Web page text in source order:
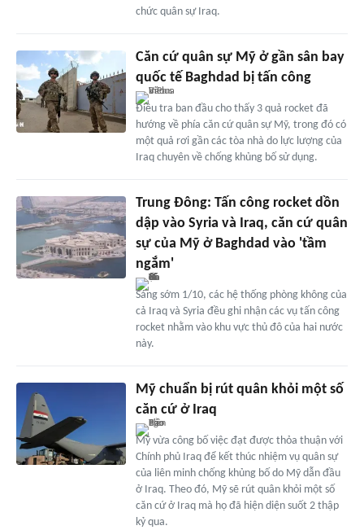
chức quân sự Iraq.
Căn cứ quân sự Mỹ ở gần sân bay
quốc tế Baghdad bị tấn công
Điều tra ban đầu cho thấy 3 quả rocket đã
hướng về phía căn cứ quân sự Mỹ, trong đó có
một quả rơi gần các tòa nhà do lực lượng của
Iraq chuyên về chống khủng bố sử dụng.
Trung Đông: Tấn công rocket dồn
dập vào Syria và Iraq, căn cứ quân
sự của Mỹ ở Baghdad vào 'tầm
ngắm'
Sáng sớm 1/10, các hệ thống phòng không của
cả Iraq và Syria đều ghi nhận các vụ tấn công
rocket nhằm vào khu vực thủ đô của hai nước
này.
Mỹ chuẩn bị rút quân khỏi một số
căn cứ ở Iraq
Mỹ vừa công bố việc đạt được thỏa thuận với
Chính phủ Iraq để kết thúc nhiệm vụ quân sự
của liên minh chống khủng bố do Mỹ dẫn đầu
ở Iraq. Theo đó, Mỹ sẽ rút quân khỏi một số
căn cứ ở Iraq mà họ đã hiện diện suốt 2 thập
kỷ qua.